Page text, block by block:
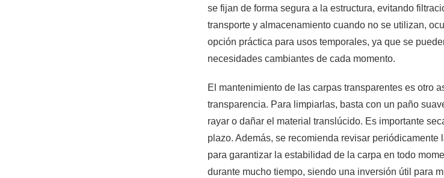
se fijan de forma segura a la estructura, evitando
transporte y almacenamiento cuando no se utilizan,
opción práctica para usos temporales, ya que se
necesidades cambiantes de cada momento.
El mantenimiento de las carpas transparentes es otro
transparencia. Para limpiarlas, basta con un paño
rayar o dañar el material translúcido. Es importante
plazo. Además, se recomienda revisar
para garantizar la estabilidad de la carpa en todo
durante mucho tiempo, siendo una inversión útil para